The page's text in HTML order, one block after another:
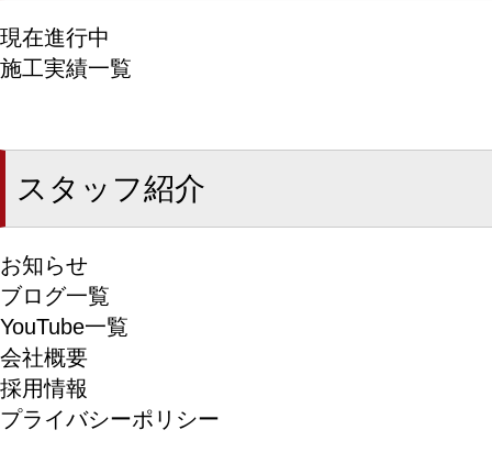
現在進行中
施工実績一覧
スタッフ紹介
お知らせ
ブログ一覧
YouTube一覧
会社概要
採用情報
プライバシーポリシー